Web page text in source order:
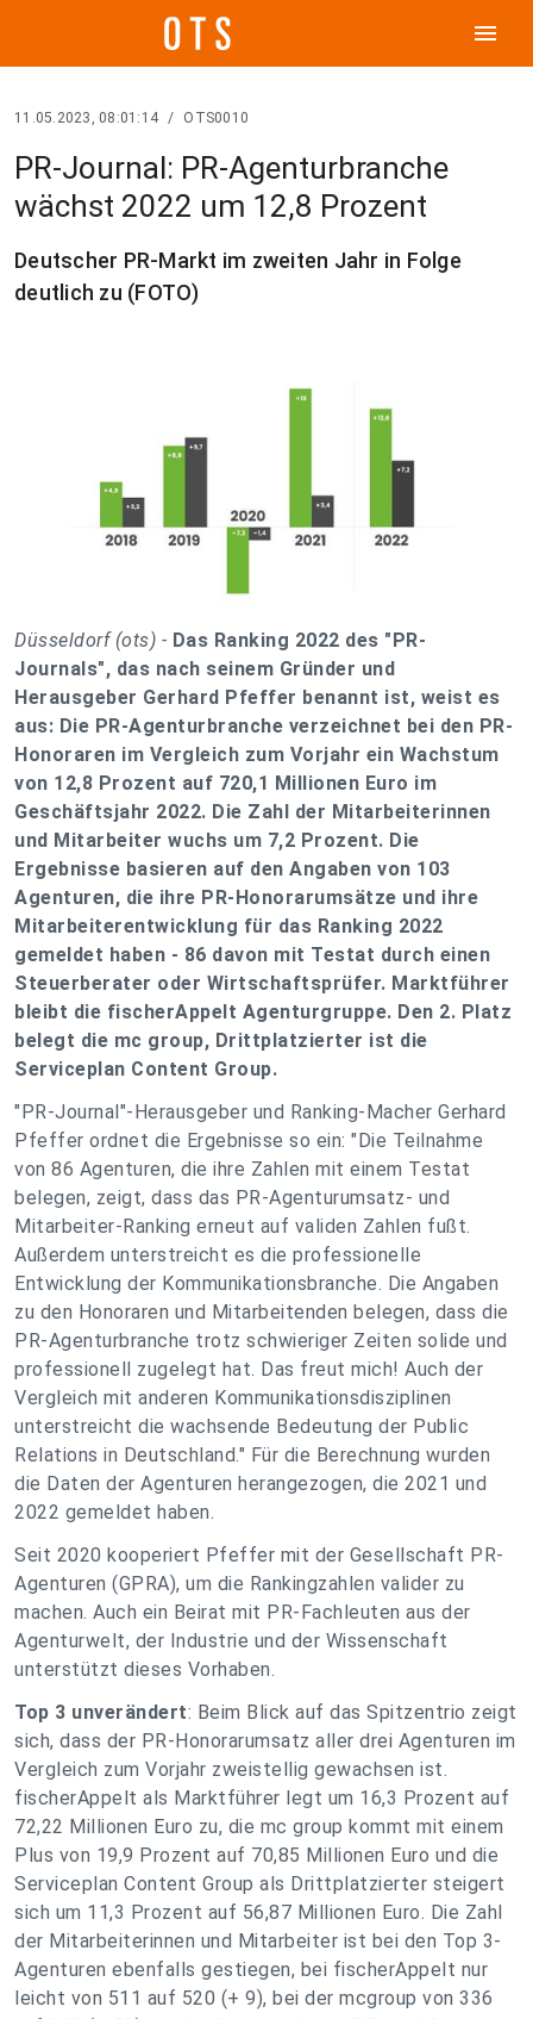
menu
11.05.2023, 08:01:14 / OTS0010
PR-Journal: PR-Agenturbranche
wächst 2022 um 12,8 Prozent
Deutscher PR-Markt im zweiten Jahr in Folge
deutlich zu (FOTO)
Düsseldorf (ots) - Das Ranking 2022 des "PR-
Journals", das nach seinem Gründer und
Herausgeber Gerhard Pfeffer benannt ist, weist es
aus: Die PR-Agenturbranche verzeichnet bei den PR-
Honoraren im Vergleich zum Vorjahr ein Wachstum
von 12,8 Prozent auf 720,1 Millionen Euro im
Geschäftsjahr 2022. Die Zahl der Mitarbeiterinnen
und Mitarbeiter wuchs um 7,2 Prozent. Die
Ergebnisse basieren auf den Angaben von 103
Agenturen, die ihre PR-Honorarumsätze und ihre
Mitarbeiterentwicklung für das Ranking 2022
gemeldet haben - 86 davon mit Testat durch einen
Steuerberater oder Wirtschaftsprüfer. Marktführer
bleibt die fischerAppelt Agenturgruppe. Den 2. Platz
belegt die mc group, Drittplatzierter ist die
Serviceplan Content Group.
"PR-Journal"-Herausgeber und Ranking-Macher Gerhard
Pfeffer ordnet die Ergebnisse so ein: "Die Teilnahme
von 86 Agenturen, die ihre Zahlen mit einem Testat
belegen, zeigt, dass das PR-Agenturumsatz- und
Mitarbeiter-Ranking erneut auf validen Zahlen fußt.
Außerdem unterstreicht es die professionelle
Entwicklung der Kommunikationsbranche. Die Angaben
zu den Honoraren und Mitarbeitenden belegen, dass die
PR-Agenturbranche trotz schwieriger Zeiten solide und
professionell zugelegt hat. Das freut mich! Auch der
Vergleich mit anderen Kommunikationsdisziplinen
unterstreicht die wachsende Bedeutung der Public
Relations in Deutschland." Für die Berechnung wurden
die Daten der Agenturen herangezogen, die 2021 und
2022 gemeldet haben.
Seit 2020 kooperiert Pfeffer mit der Gesellschaft PR-
Agenturen (GPRA), um die Rankingzahlen valider zu
machen. Auch ein Beirat mit PR-Fachleuten aus der
Agenturwelt, der Industrie und der Wissenschaft
unterstützt dieses Vorhaben.
Top 3 unverändert: Beim Blick auf das Spitzentrio zeigt
sich, dass der PR-Honorarumsatz aller drei Agenturen im
Vergleich zum Vorjahr zweistellig gewachsen ist.
fischerAppelt als Marktführer legt um 16,3 Prozent auf
72,22 Millionen Euro zu, die mc group kommt mit einem
Plus von 19,9 Prozent auf 70,85 Millionen Euro und die
Serviceplan Content Group als Drittplatzierter steigert
sich um 11,3 Prozent auf 56,87 Millionen Euro. Die Zahl
der Mitarbeiterinnen und Mitarbeiter ist bei den Top 3-
Agenturen ebenfalls gestiegen, bei fischerAppelt nur
leicht von 511 auf 520 (+ 9), bei der mcgroup von 336